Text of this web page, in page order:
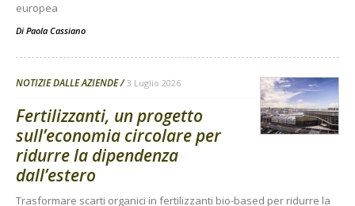
europea
Di Paola Cassiano
NOTIZIE DALLE AZIENDE 3 Luglio 2026
Fertilizzanti, un progetto
sull’economia circolare per
ridurre la dipendenza
dall’estero
Trasformare scarti organici in fertilizzanti bio-based per ridurre la